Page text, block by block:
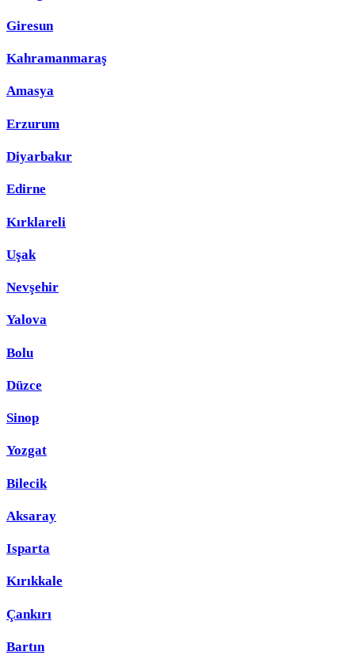
Giresun
Kahramanmaraş
Amasya
Erzurum
Diyarbakır
Edirne
Kırklareli
Uşak
Nevşehir
Yalova
Bolu
Düzce
Sinop
Yozgat
Bilecik
Aksaray
Isparta
Kırıkkale
Çankırı
Bartın